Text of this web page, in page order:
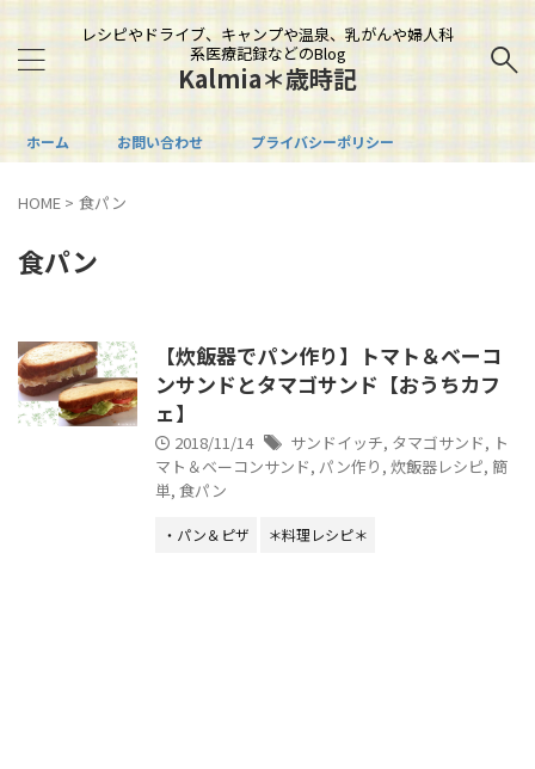
レシピやドライブ、キャンプや温泉、乳がんや婦人科
系医療記録などのBlog
Kalmia＊歳時記
ホーム お問い合わせ プライバシーポリシー
HOME > 食パン
食パン
【炊飯器でパン作り】トマト＆ベーコ
ンサンドとタマゴサンド【おうちカフ
ェ】
2018/11/14 サンドイッチ, タマゴサンド, ト
マト＆ベーコンサンド, パン作り , 炊飯器レシピ, 簡
単, 食パン
・パン＆ピザ ＊料理レシピ＊